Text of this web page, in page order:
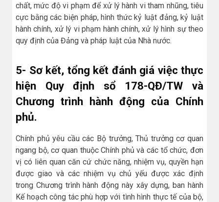
chất, mức độ vi phạm để xử lý hành vi tham nhũng, tiêu
cực bằng các biện pháp, hình thức kỷ luật đảng, kỷ luật
hành chính, xử lý vi phạm hành chính, xử lý hình sự theo
quy định của Đảng và pháp luật của Nhà nước.
5- Sơ kết, tổng kết đánh giá việc thực
hiện Quy định sổ 178-QĐ/TW và
Chương trình hành động của Chính
phủ.
Chính phủ yêu cầu các Bộ trưởng, Thủ trưởng cơ quan
ngang bộ, cơ quan thuộc Chính phủ và các tổ chức, đơn
vị có liên quan căn cứ chức năng, nhiệm vụ, quyền hạn
được giao và các nhiệm vụ chủ yếu được xác định
trong Chương trình hành động này xây dựng, ban hành
Kế hoạch công tác phù hợp với tình hình thực tế của bộ,